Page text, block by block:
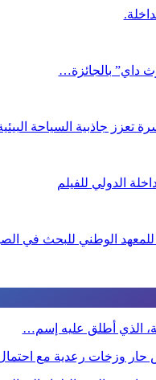
داي” بالجائزة…
تعزز جاذبية السياحة
للمعهد الوطني للبحث في
الذي أطلق عليه إسم…
حار وزخات رعدية مع